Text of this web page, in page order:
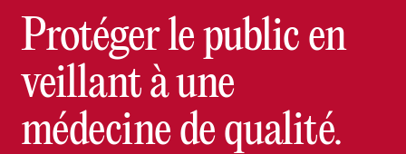
Protéger le public en
veillant à une
médecine de qualité.